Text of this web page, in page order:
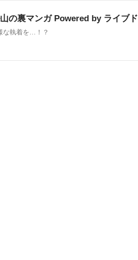
の裏マンガ Powered by ライブ
な執着を…！？